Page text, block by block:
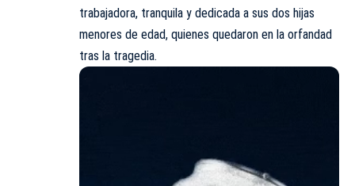
trabajadora, tranquila y dedicada a sus dos hijas
menores de edad, quienes quedaron en la orfandad
tras la tragedia.